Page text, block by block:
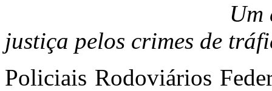
Um dos
justiça pelos crimes de
Policiais Rodoviários